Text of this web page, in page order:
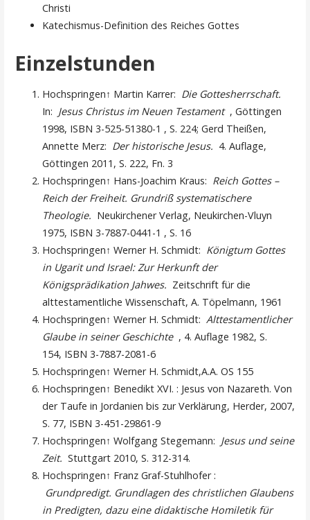
Christi
Katechismus-Definition des Reiches Gottes
Einzelstunden
Hochspringen↑ Martin Karrer: Die Gottesherrschaft.
In: Jesus Christus im Neuen Testament , Göttingen
1998, ISBN 3-525-51380-1 , S. 224; Gerd Theißen,
Annette Merz: Der historische Jesus. 4. Auflage,
Göttingen 2011, S. 222, Fn. 3
Hochspringen↑ Hans-Joachim Kraus: Reich Gottes –
Reich der Freiheit. Grundriß systematischere
Theologie. Neukirchener Verlag, Neukirchen-Vluyn
1975, ISBN 3-7887-0441-1 , S. 16
Hochspringen↑ Werner H. Schmidt: Königtum Gottes
in Ugarit und Israel: Zur Herkunft der
Königsprädikation Jahwes. Zeitschrift für die
alttestamentliche Wissenschaft, A. Töpelmann, 1961
Hochspringen↑ Werner H. Schmidt: Alttestamentlicher
Glaube in seiner Geschichte , 4. Auflage 1982, S.
154, ISBN 3-7887-2081-6
Hochspringen↑ Werner H. Schmidt,A.A. OS 155
Hochspringen↑ Benedikt XVI. : Jesus von Nazareth. Von
der Taufe in Jordanien bis zur Verklärung, Herder, 2007,
S. 77, ISBN 3-451-29861-9
Hochspringen↑ Wolfgang Stegemann: Jesus und seine
Zeit. Stuttgart 2010, S. 312-314.
Hochspringen↑ Franz Graf-Stuhlhofer :
Grundpredigt. Grundlagen des christlichen Glaubens
in Predigten, dazu eine didaktische Homiletik für